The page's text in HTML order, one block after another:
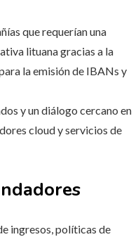
que requerían una
lituana gracias a la
la emisión de IBANs y
y un diálogo cercano en
cloud y servicios de
ingresos, políticas de